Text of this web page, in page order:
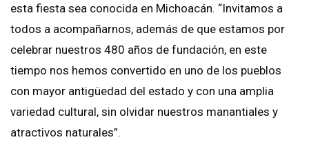
esta fiesta sea conocida en Michoacán. “Invitamos a
todos a acompañarnos, además de que estamos por
celebrar nuestros 480 años de fundación, en este
tiempo nos hemos convertido en uno de los pueblos
con mayor antigüedad del estado y con una amplia
variedad cultural, sin olvidar nuestros manantiales y
atractivos naturales”.